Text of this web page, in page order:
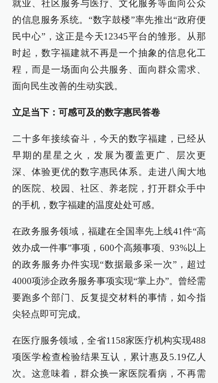
就业、社区服务与医疗、文化服务等面向公众
的信息服务系统。“数字鼓楼”率先推出“政府便
民中心”，这正是今天12345平台的雏形。从那
时起，数字福建就不再是一个抽象的信息化工
程，而是一场面向公共服务、面向群众需求、
面向民生改善的生动实践。
立足当下：可感可及的数字惠民答卷
二十多年接续奋斗，今天的数字福建，已经从
早期的星星之火，发展为覆盖更广、层次更
深、体验更优的数字惠民体系。走进八闽大地
的医院、校园、社区、养老院，打开群众手中
的手机，数字福建的温度处处可感。
在政务服务领域，福建在全国率先上线41件“高
效办成一件事”事项，600个高频事项、93%以上
的政务服务办件实现“数据最多采一次”，超过
4000项涉企政务服务事项实现“掌上办”。曾经需
要跑多个部门、反复提交材料的事情，如今指
尖轻点即可完成。
在医疗服务领域，全省1158家医疗机构实现488
项医学检查检验结果互认，累计惠及5.19亿人
次。这意味着，群众换一家医院看病，不再需